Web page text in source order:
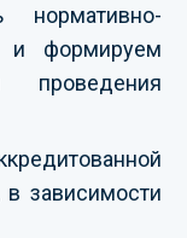
нормативно-
и формируем
в зависимости